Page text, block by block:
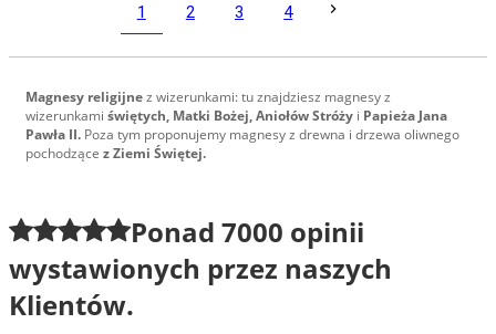
1 2 3 4
Magnesy religijnez wizerunkami: tu znajdziesz magnesy z
wizerunkami świętych, Matki Bożej, Aniołów Stróży i Papieża Jana
Pawła II. Poza tym proponujemy magnesy z drewna i drzewa oliwnego
pochodzące z Ziemi Świętej.
Ponad 7000 opinii
wystawionych przez naszych
Klientów.